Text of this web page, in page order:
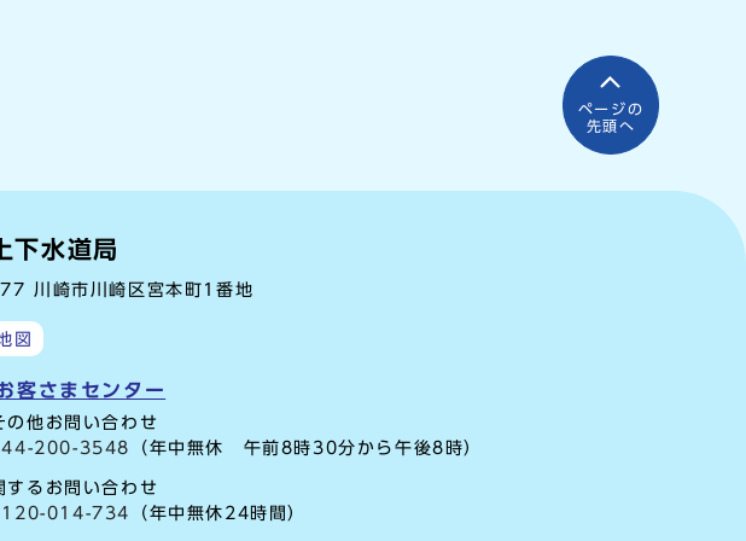
ページの
先頭へ
下水道局
川崎市川崎区宮本町1番地
図
客さまセンター
の他お問い合わせ
200-3548 （年中無休 午前8時30分から午後8時）
するお問い合わせ
014-734 （年中無休24時間）